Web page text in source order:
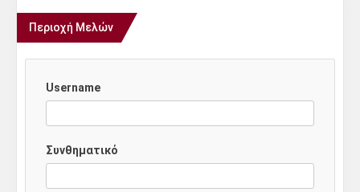
Περιοχή Μελών
Username
Συνθηματικό